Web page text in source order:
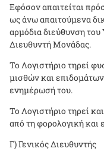
Εφόσον απαιτείται
ως άνω απαιτούμενα
αρμόδια διεύθυνση
Διευθυντή Μονάδας.
Το Λογιστήριο τηρεί
μισθών και
ενημέρωσή του.
Το Λογιστήριο τηρεί
από τη φορολογική και
Γ) Γενικός Διευθυντής